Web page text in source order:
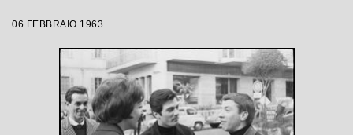
06 FEBBRAIO 1963